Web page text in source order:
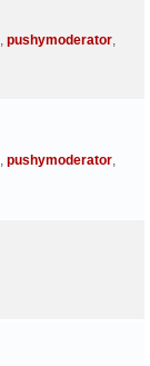
, pushymoderator,
, pushymoderator,